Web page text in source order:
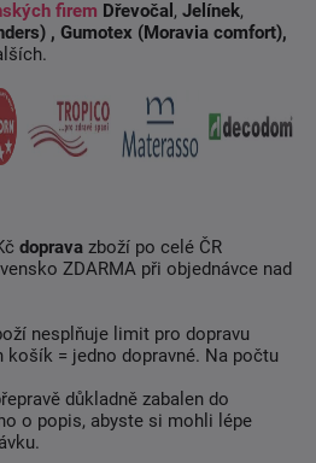
firem Dřevočal , Jelínek,
, Gumotex (Moravia comfort),
doprava zboží po celé ČR
ZDARMA při objednávce nad
nesplňuje limit pro dopravu
košík = jedno dopravné. Na počtu
důkladně zabalen do
o popis, abyste si mohli lépe